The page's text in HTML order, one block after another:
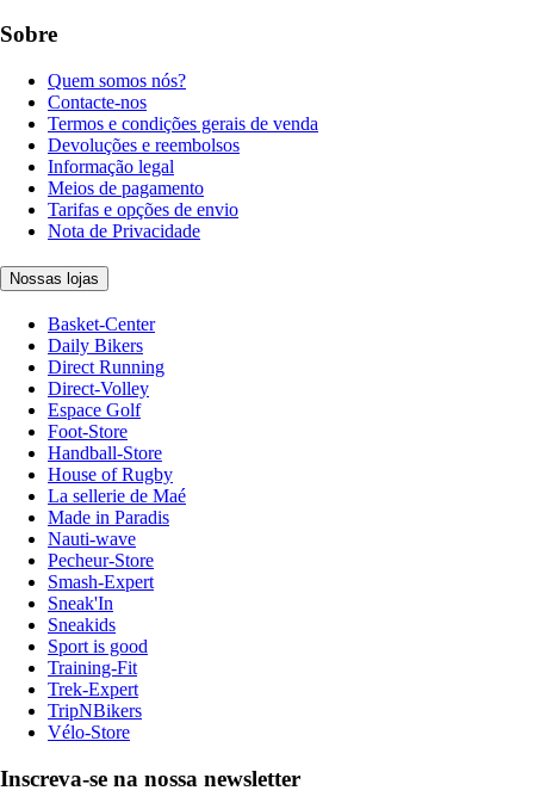
Sobre
Quem somos nós?
Contacte-nos
Termos e condições gerais de venda
Devoluções e reembolsos
Informação legal
Meios de pagamento
Tarifas e opções de envio
Nota de Privacidade
Nossas lojas
Basket-Center
Daily Bikers
Direct Running
Direct-Volley
Espace Golf
Foot-Store
Handball-Store
House of Rugby
La sellerie de Maé
Made in Paradis
Nauti-wave
Pecheur-Store
Smash-Expert
Sneak'In
Sneakids
Sport is good
Training-Fit
Trek-Expert
TripNBikers
Vélo-Store
Inscreva-se na nossa newsletter